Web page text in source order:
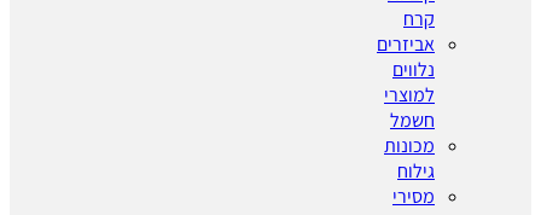
קרח
אביזרים
נלווים
למוצרי
חשמל
מכונות
גילוח
מסירי